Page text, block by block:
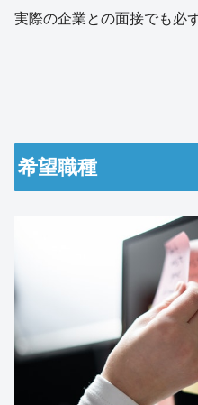
実際の企業との面接でも必
希望職種